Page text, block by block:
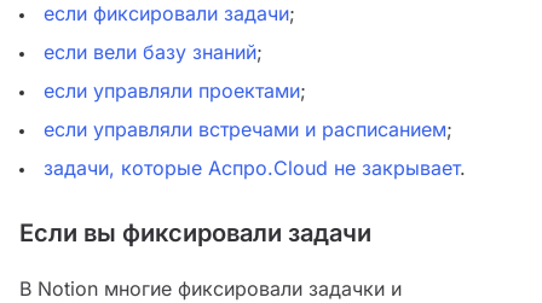
если фиксировали задачи;
если вели базу знаний;
если управляли проектами;
если управляли встречами и расписанием;
задачи, которые Аспро.Cloud не закрывает.
Если вы фиксировали задачи
В Notion многие фиксировали задачки и